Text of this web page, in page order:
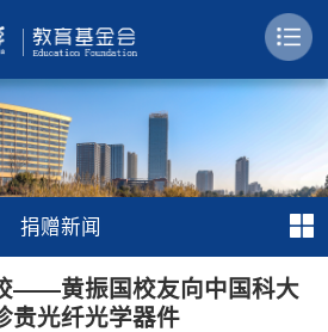
捐赠新闻
——黄振国校友向中国科大
贵光纤光学器件